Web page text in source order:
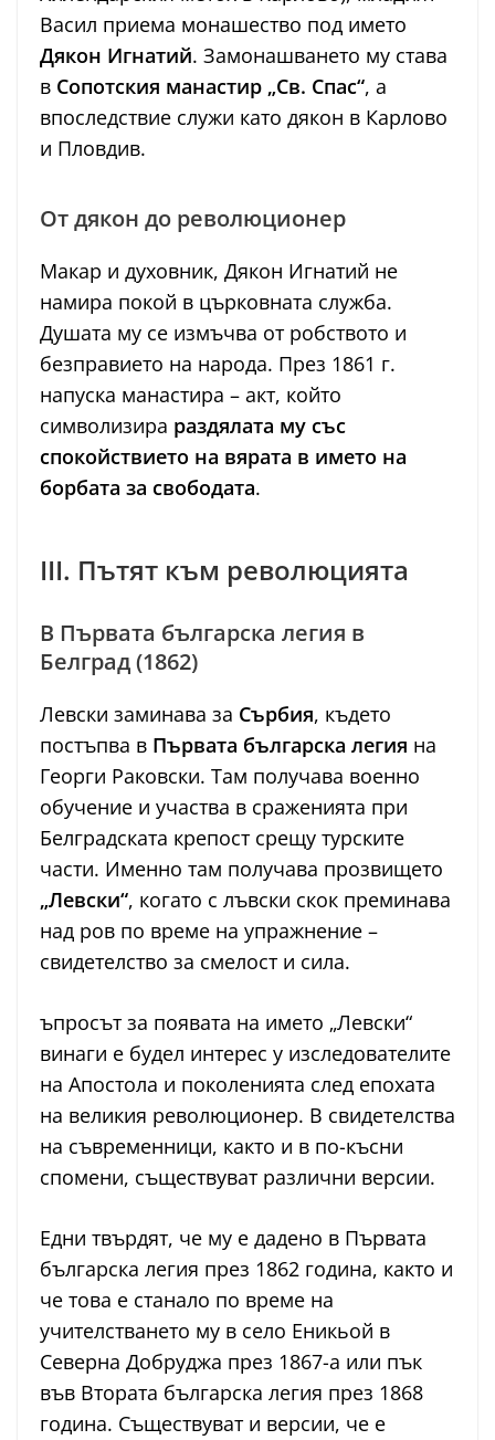
Васил приема монашество под името
Дякон Игнатий. Замонашването му става
в Сопотския манастир „Св. Спас“, а
впоследствие служи като дякон в Карлово
и Пловдив.
От дякон до революционер
Макар и духовник, Дякон Игнатий не
намира покой в църковната служба.
Душата му се измъчва от робството и
безправието на народа. През 1861 г.
напуска манастира – акт, който
символизира раздялата му със
спокойствието на вярата в името на
борбата за свободата.
III. Пътят към революцията
В Първата българска легия в
Белград (1862)
Левски заминава за Сърбия, където
постъпва в Първата българска легия на
Георги Раковски. Там получава военно
обучение и участва в сраженията при
Белградската крепост срещу турските
части. Именно там получава прозвището
„Левски“, когато с лъвски скок преминава
над ров по време на упражнение –
свидетелство за смелост и сила.
ъпросът за появата на името „Левски“
винаги е будел интерес у изследователите
на Апостола и поколенията след епохата
на великия революционер. В свидетелства
на съвременници, както и в по-късни
спомени, съществуват различни версии.
Едни твърдят, че му е дадено в Първата
българска легия през 1862 година, както и
че това е станало по време на
учителстването му в село Еникьой в
Северна Добруджа през 1867-а или пък
във Втората българска легия през 1868
година. Съществуват и версии, че е